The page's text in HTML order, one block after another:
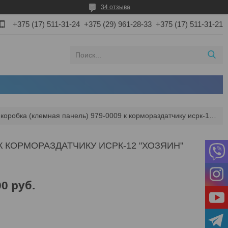
34 отзыва
+375 (17) 511-31-24 +375 (29) 961-28-33 +375 (17) 511-31-21
ИСРК-12 "ХОЗЯИН"
руб.